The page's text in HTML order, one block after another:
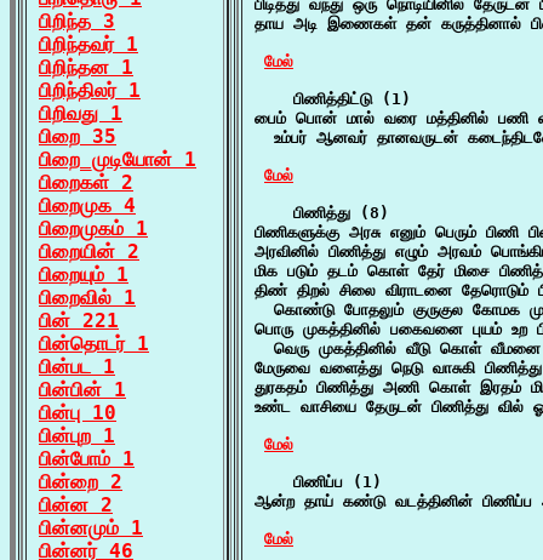
பிறிந்த 3
பிறிந்தவர் 1
பிறிந்தன 1
பிறிந்திலர் 1
பிறிவது 1
பிறை 35
பிறை_முடியோன் 1
பிறைகள் 2
பிறைமுக 4
பிறைமுகம் 1
பிறையின் 2
பிறையும் 1
பிறைவில் 1
பின் 221
பின்தொடர் 1
பின்பட 1
பின்பின் 1
பின்பு 10
பின்புற 1
பின்போம் 1
பின்றை 2
பின்ன 2
பின்னமும் 1
பின்னர் 46
பிடித்து வந்து ஒரு நொடியினில்
தாய அடி இணைகள் தன் கருத்தினால்
மேல்
    பிணித்திட்டு (1)
பைம் பொன் மால் வரை மத்தினில் பணி
உம்பர் ஆனவர் தானவருடன்
மேல்
    பிணித்து (8)
பிணிகளுக்கு அரசு எனும் பெரும்
அரவினில் பிணித்து எழும் அரவம்
மிக படும் தடம் கொள் தேர் மிசை
திண் திறல் சிலை விராடனை தேரொடும்
கொண்டு போதலும் குருகுல கோமக
பொரு முகத்தினில் பகைவனை புயம் உற
வெரு முகத்தினில் வீடு கொள் வீமனை
மேருவை வளைத்து நெடு வாசுகி
துரகதம் பிணித்து அணி கொள் இரதம்
உண்ட வாசியை தேருடன் பிணித்து வில்
மேல்
    பிணிப்ப (1)
ஆன்ற தாய் கண்டு வடத்தினின் பிணிப்ப
மேல்